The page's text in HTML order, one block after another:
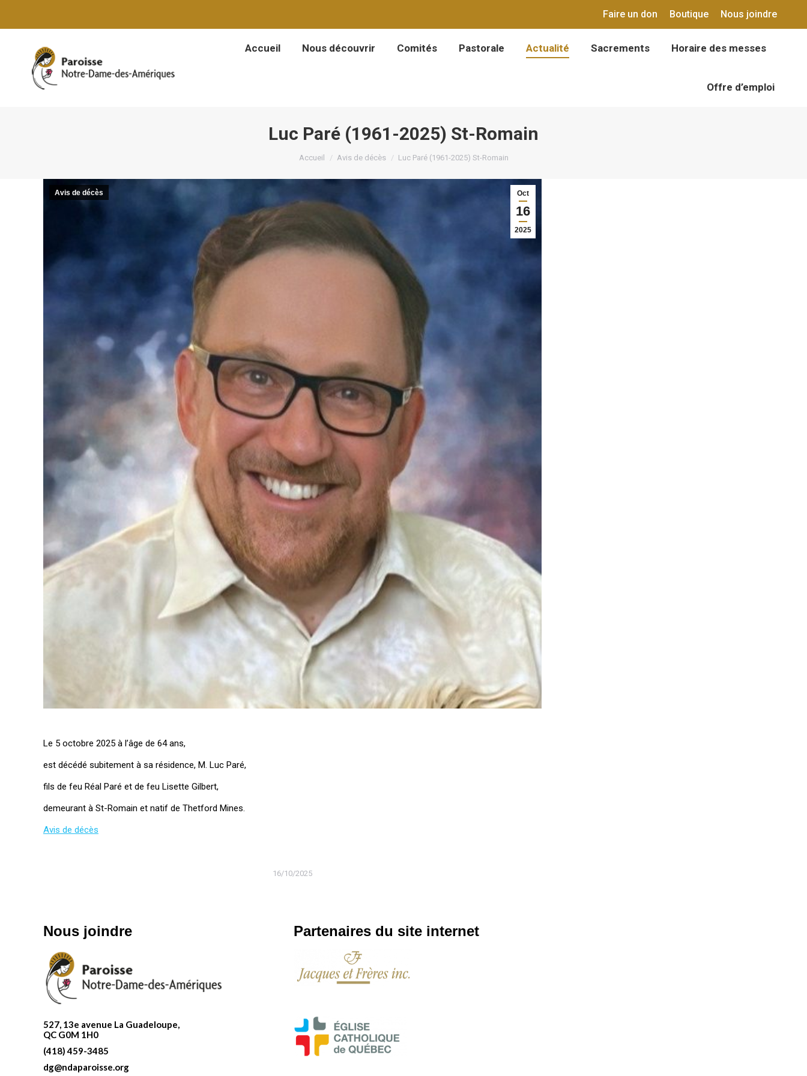
Faire un don Boutique Nous joindre
Accueil Nous découvrir Comités Pastorale Actualité Sacrements Horaire des messes
Offre d’emploi
Luc Paré (1961-2025) St-Romain
Vous êtes ici :
Accueil Avis de décès Luc Paré (1961-2025) St-Romain
Oct
16
2025
Avis de décès
Le 5 octobre 2025 à l’âge de 64 ans,
est décédé subitement à sa résidence, M. Luc Paré,
fils de feu Réal Paré et de feu Lisette Gilbert,
demeurant à St-Romain et natif de Thetford Mines.
Avis de décès
16/10/2025
Nous joindre
527, 13e avenue La Guadeloupe,
QC G0M 1H0
(418) 459-3485
dg@ndaparoisse.org
Partenaires du site internet
Sacrements Horaire des messes